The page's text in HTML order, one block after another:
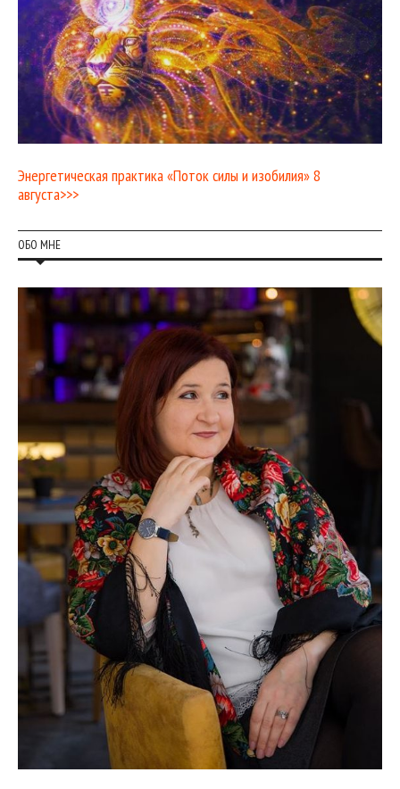
Энергетическая практика «Поток силы и изобилия» 8
августа>>>
ОБО МНЕ